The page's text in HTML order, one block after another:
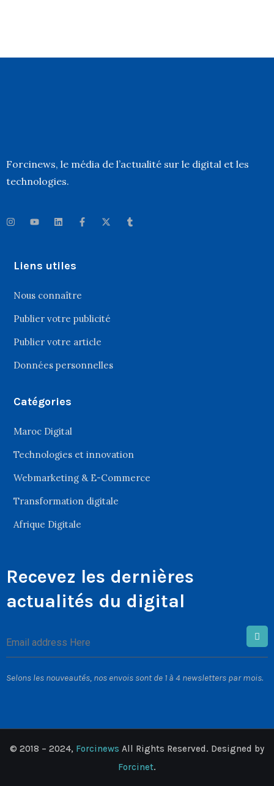
Forcinews, le média de l’actualité sur le digital et les
technologies.
Liens utiles
Nous connaître
Publier votre publicité
Publier votre article
Données personnelles
Catégories
Maroc Digital
Technologies et innovation
Webmarketing & E-Commerce
Transformation digitale
Afrique Digitale
Recevez les dernières
actualités du digital
Selons les nouveautés, nos envois sont de 1 à 4 newsletters par mois.
© 2018 – 2024, Forcinews All Rights Reserved. Designed by
Forcinet.